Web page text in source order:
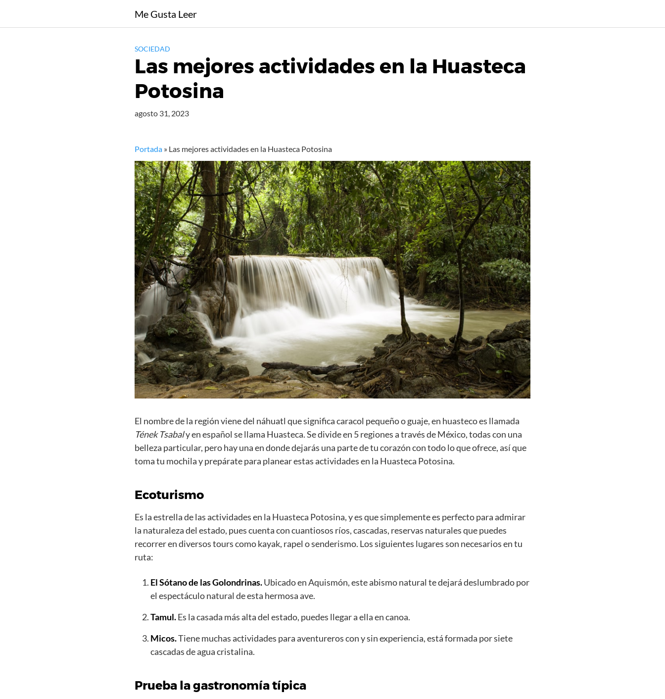
contenido
Me Gusta Leer
SOCIEDAD
Las mejores actividades en la Huasteca
Potosina
agosto 31, 2023
Portada » Las mejores actividades en la Huasteca Potosina
El nombre de la región viene del náhuatl que significa caracol pequeño o guaje, en huasteco es llamada
Tének Tsabaly en español se llama Huasteca. Se divide en 5 regiones a través de México, todas con una
belleza particular, pero hay una en donde dejarás una parte de tu corazón con todo lo que ofrece, así que
toma tu mochila y prepárate para planear estas actividades en la Huasteca Potosina.
Ecoturismo
Es la estrella de las actividades en la Huasteca Potosina, y es que simplemente es perfecto para admirar
la naturaleza del estado, pues cuenta con cuantiosos ríos, cascadas, reservas naturales que puedes
recorrer en diversos tours como kayak, rapel o senderismo. Los siguientes lugares son necesarios en tu
ruta:
El Sótano de las Golondrinas.Ubicado en Aquismón, este abismo natural te dejará deslumbrado por
el espectáculo natural de esta hermosa ave.
Tamul.Es la casada más alta del estado, puedes llegar a ella en canoa.
Micos.Tiene muchas actividades para aventureros con y sin experiencia, está formada por siete
cascadas de agua cristalina.
Prueba la gastronomía típica